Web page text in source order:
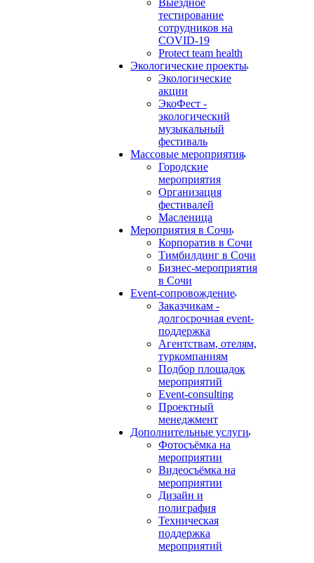
Выездное
тестирование
сотрудников на
COVID-19
Protect team health
Экологические проекты
Экологические
акции
ЭкоФест -
экологический
музыкальный
фестиваль
Массовые мероприятия
Городские
мероприятия
Организация
фестивалей
Масленица
Мероприятия в Сочи
Корпоратив в Сочи
Тимбилдинг в Сочи
Бизнес-мероприятия
в Сочи
Event-сопровождение
Заказчикам -
долгосрочная event-
поддержка
Агентствам, отелям,
туркомпаниям
Подбор площадок
мероприятий
Event-consulting
Проектный
менеджмент
Дополнительные услуги
Фотосъёмка на
мероприятии
Видеосъёмка на
мероприятии
Дизайн и
полиграфия
Техническая
поддержка
мероприятий